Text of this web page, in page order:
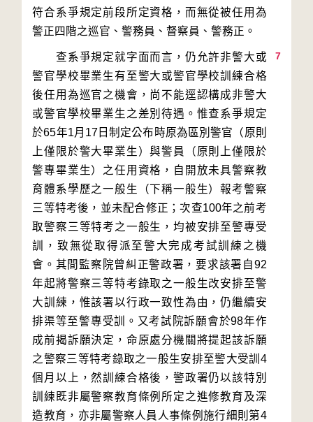
符合系爭規定前段所定資格，而無從被任用為
7
查系爭規定就字面而言，仍允許非警大或
警官學校畢業生有至警大或警官學校訓練合格
後任用為巡官之機會，尚不能逕認構成非警大
或警官學校畢業生之差別待遇。惟查系爭規定
於65年1月17日制定公布時原為區別警官（原則
上僅限於警大畢業生）與警員（原則上僅限於
警專畢業生）之任用資格，自開放未具警察教
育體系學歷之一般生（下稱一般生）報考警察
三等特考後，並未配合修正；次查100年之前考
取警察三等特考之一般生，均被安排至警專受
訓，致無從取得派至警大完成考試訓練之機
會。其間監察院曾糾正警政署，要求該署自92
年起將警察三等特考錄取之一般生改安排至警
大訓練，惟該署以行政一致性為由，仍繼續安
排渠等至警專受訓。又考試院訴願會於98年作
成前揭訴願決定，命原處分機關將提起該訴願
之警察三等特考錄取之一般生安排至警大受訓4
個月以上，然訓練合格後，警政署仍以該特別
訓練既非屬警察教育條例所定之進修教育及深
造教育，亦非屬警察人員人事條例施行細則第4